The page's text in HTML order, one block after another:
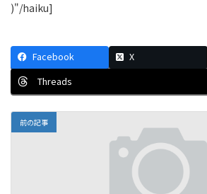
)"/haiku]
Facebook X
Threads
前の記事